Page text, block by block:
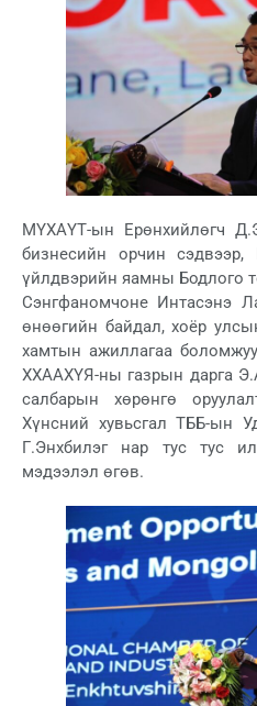
МҮХАҮТ-ын Ерөнхийлөгч
бизнесийн орчин
үйлдвэрийн яамны Бодлого
Сэнгфаномчоне Интасэнэ
өнөөгийн байдал, хоёр
хамтын ажиллагаа
ХХААХҮЯ-ны газрын дарга
салбарын хөрөнгө
Хүнсний хувьсгал ТББ-ын
Г.Энхбилэг нар тус тус
мэдээлэл өгөв.